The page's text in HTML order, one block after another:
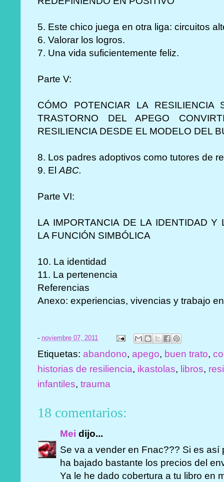
5. Este chico juega en otra liga: circuitos
6. Valorar los logros.
7. Una vida suficientemente feliz.
Parte V:
CÓMO POTENCIAR LA RESILIENCIA
TRASTORNO DEL APEGO
RESILIENCIA DESDE EL MODELO DEL
8. Los padres adoptivos como tutores de
9. ElABC.
Parte VI:
LA IMPORTANCIA DE LA IDENTIDAD Y
LA FUNCIÓN SIMBÓLICA
10. La identidad
11. La pertenencia
Referencias
Anexo: experiencias, vivencias y trabajo
- noviembre 07, 2011
Etiquetas:abandono,apego, buen trato,
historias de resiliencia, ikastolas, libros,
infantiles,trauma
18 comentarios:
Mei dijo...
Se va a vender en Fnac??? Si es
ha bajado bastante los precios del
Ya le he dado cobertura a tu libro en